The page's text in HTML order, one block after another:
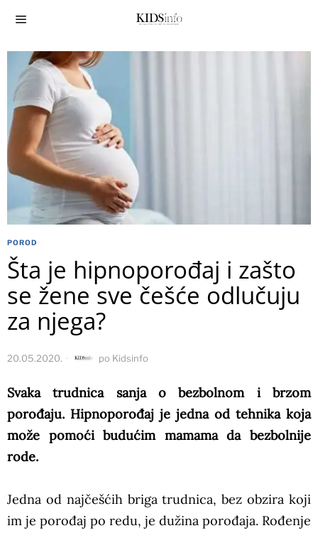
POROD
Šta je hipnoporođaj i zašto
se žene sve češće odlučuju
za njega?
20.05.2020. po Kidsinfo
Svaka trudnica sanja o bezbolnom i brzom
porođaju. Hipnoporođaj je jedna od tehnika koja
može pomoći budućim mamama da bezbolnije
rode.
Jedna od najčešćih briga trudnica, bez obzira koji
im je porođaj po redu, je dužina porođaja. Rođenje